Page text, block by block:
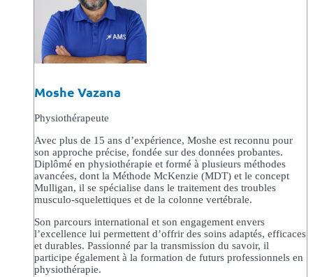
Moshe Vazana
Physiothérapeute
Avec plus de 15 ans d’expérience, Moshe est reconnu pour
son approche précise, fondée sur des données probantes.
Diplômé en physiothérapie et formé à plusieurs méthodes
avancées, dont la Méthode McKenzie (MDT) et le concept
Mulligan, il se spécialise dans le traitement des troubles
musculo-squelettiques et de la colonne vertébrale.
Son parcours international et son engagement envers
l’excellence lui permettent d’offrir des soins adaptés, efficaces
et durables. Passionné par la transmission du savoir, il
participe également à la formation de futurs professionnels en
physiothérapie.